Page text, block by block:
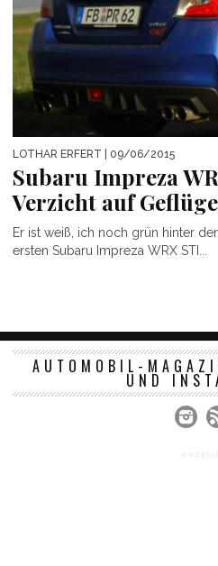
LOTHAR ERFERT | 09/06/2015
Subaru Impreza
Verzicht auf
Er ist weiß, ich noch grün hinter
ersten Subaru Impreza WRX STI...
AUTOMOBIL-
UND
ANZEIGE